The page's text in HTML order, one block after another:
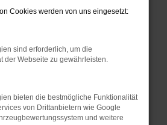
wie Werbeblocker,
bestimmter Seiten
die Seite in einem
neu.
helfen, vorübergehende
Cookies werden von uns eingesetzt:
sind erforderlich, um die
der Webseite zu gewährleisten.
bieten die bestmögliche Funktionalität
von Drittanbietern wie Google
und weitere